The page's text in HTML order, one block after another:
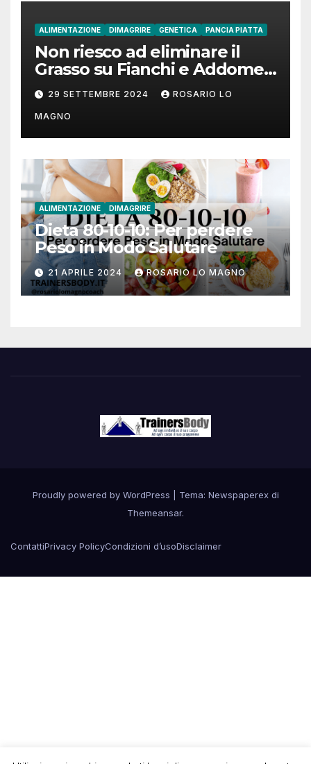
ALIMENTAZIONE DIMAGRIRE GENETICA PANCIA PIATTA
Non riesco ad eliminare il
Grasso su Fianchi e Addome:
cause e rimedi
29 SETTEMBRE 2024 ROSARIO LO
MAGNO
ALIMENTAZIONE DIMAGRIRE
Dieta 80-10-10: Per perdere
Peso in Modo Salutare
21 APRILE 2024 ROSARIO LO MAGNO
Proudly powered by WordPress
Tema: Newspaperex di
Themeansar.
ContattiPrivacy PolicyCondizioni d’usoDisclaimer